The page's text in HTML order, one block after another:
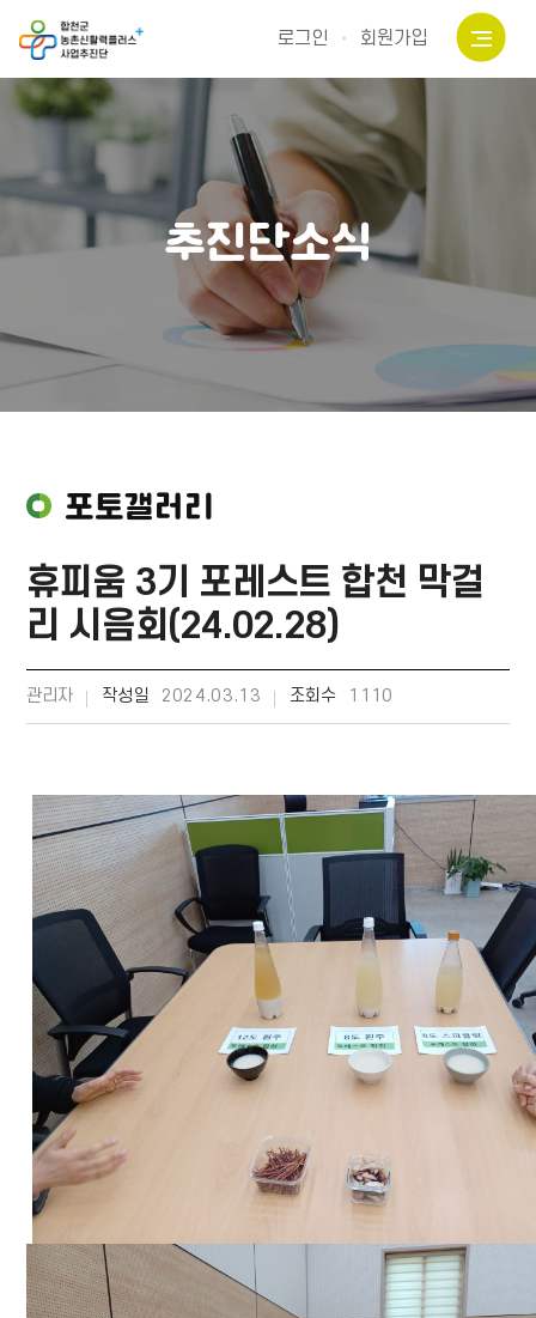
로그인 회원가입
추진단소식
포토갤러리
휴피움 3기 포레스트 합천 막걸
리 시음회(24.02.28)
관리자 작성일 2024.03.13 조회수 1110